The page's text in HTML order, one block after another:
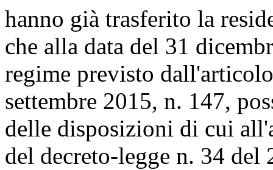
hanno già trasferito la
che alla data del 31
regime previsto
settembre 2015, n. 147,
delle disposizioni di cui
del decreto-legge n. 34 del